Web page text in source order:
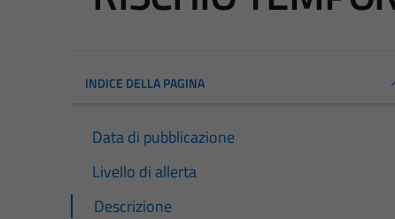
INDICE DELLA PAGINA
Data di pubblicazione
Livello di allerta
Descrizione